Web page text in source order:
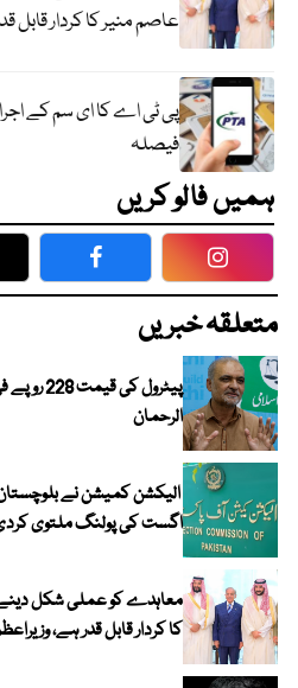
عاصم منیر کا کردار قابل
پی ٹی اے کا ای سم کے
فیصلہ
ہمیں فالو کریں
Facebook
متعلقہ خبریں
پیٹرول
الرحمان
اگست کی پولنگ ملتوی
معاہدے کو عملی شکل
کا کردار قابل قدر ہے،